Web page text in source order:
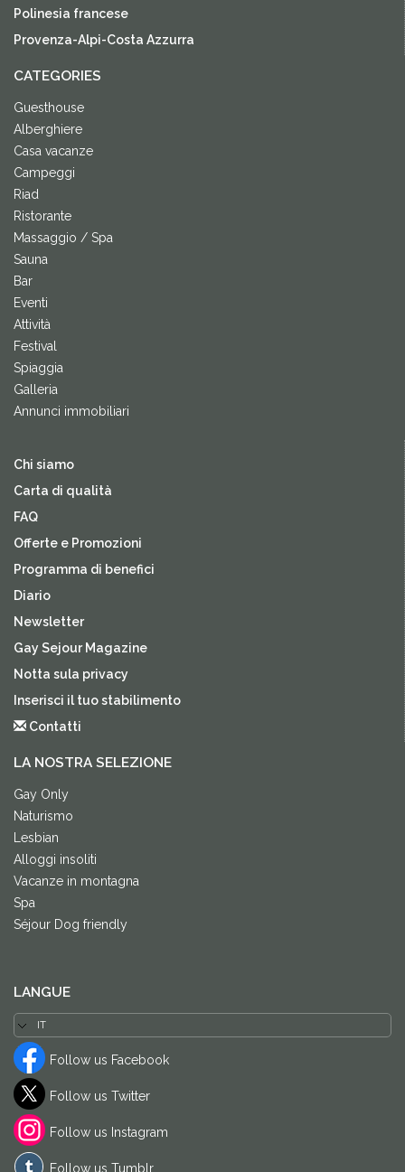
Polinesia francese
Provenza-Alpi-Costa Azzurra
CATEGORIES
Guesthouse
Alberghiere
Casa vacanze
Campeggi
Riad
Ristorante
Massaggio / Spa
Sauna
Bar
Eventi
Attività
Festival
Spiaggia
Galleria
Annunci immobiliari
Chi siamo
Carta di qualità
FAQ
Offerte e Promozioni
Programma di benefici
Diario
Newsletter
Gay Sejour Magazine
Notta sula privacy
Inserisci il tuo stabilimento
Contatti
LA NOSTRA SELEZIONE
Gay Only
Naturismo
Lesbian
Alloggi insoliti
Vacanze in montagna
Spa
Séjour Dog friendly
LANGUE
Follow us Facebook
Follow us Twitter
Follow us Instagram
Follow us Tumblr